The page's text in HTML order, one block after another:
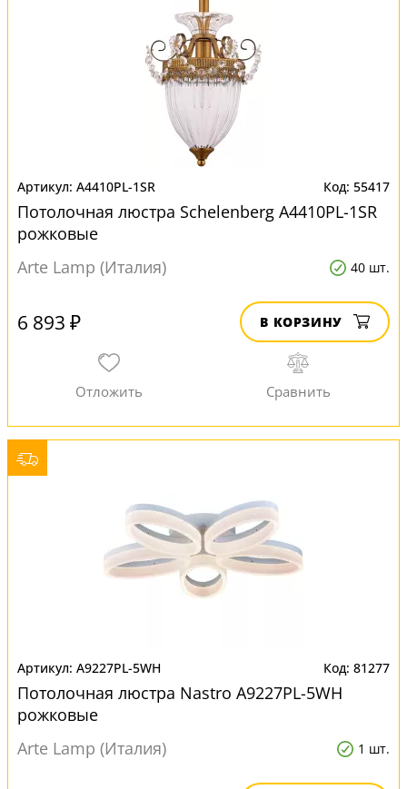
A4410PL-1SR 55417
Потолочная люстра Schelenberg A4410PL-1SR
рожковые
Arte Lamp (Италия)
40 шт.
6 893 ₽ В КОРЗИНУ
A9227PL-5WH 81277
Потолочная люстра Nastro A9227PL-5WH
рожковые
Arte Lamp (Италия)
1 шт.